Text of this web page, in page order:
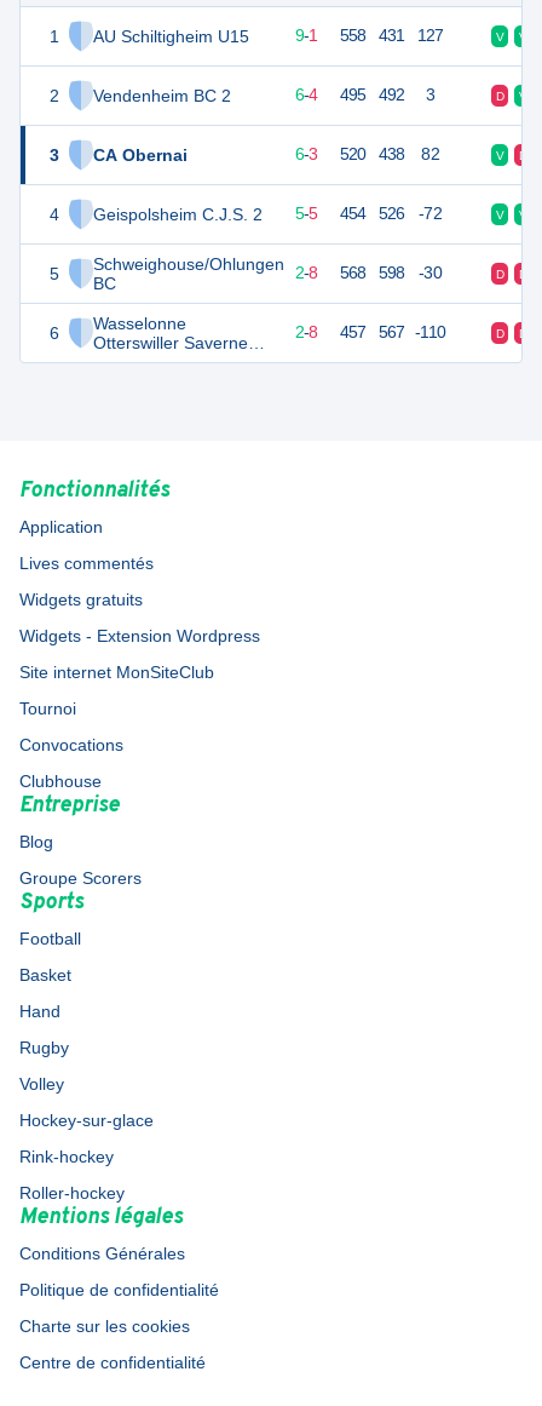
1 AU Schiltigheim U15
2 Vendenheim BC 2
3 CA Obernai
4 Geispolsheim C.J.S. 2
5
Schweighouse/Ohlungen
BC
6
Wasselonne
Otterswiller Saverne
Basket 2 U15
19 9-1 558 431 127 V V
16 6-4 495 492 3 D V
6-3 520 438 82 V D
15 10 5-5 454 526 -72 V V
12 10 2-8 568 598 -30 D D
2-8 457 567 -110 D D
Fonctionnalités
Application
Lives commentés
Widgets gratuits
Widgets - Extension Wordpress
Site internet MonSiteClub
Tournoi
Convocations
Clubhouse
Entreprise
Blog
Groupe Scorers
Sports
Football
Basket
Hand
Rugby
Volley
Hockey-sur-glace
Rink-hockey
Roller-hockey
Mentions légales
Conditions Générales
Politique de confidentialité
Charte sur les cookies
Centre de confidentialité